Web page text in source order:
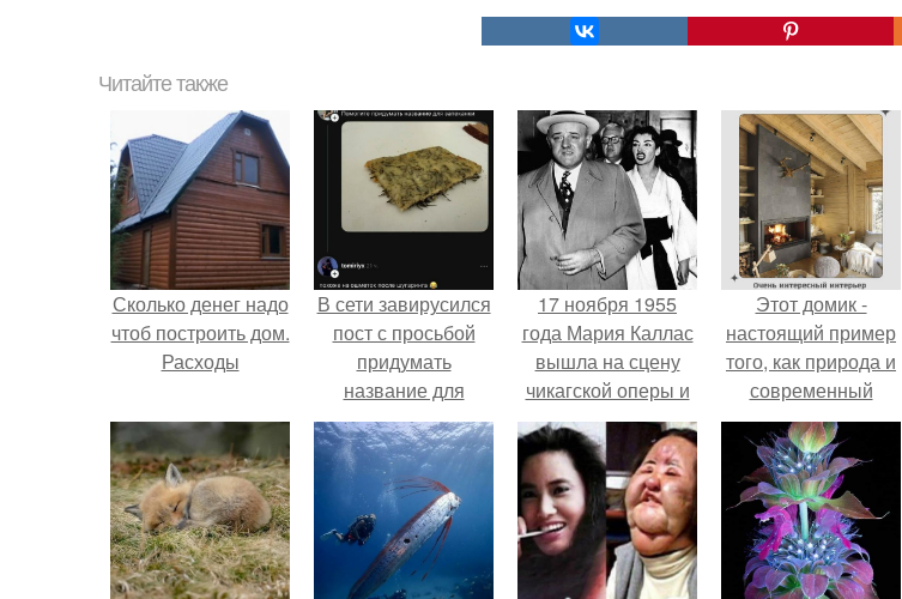
Читайте также
Сколько денег надо
чтоб построить дом.
Расходы
В сети завирусился
пост с просьбой
придумать
название для
домашней
запеканки.
17 ноября 1955
года Мария Каллас
вышла на сцену
чикагской оперы и
сорвала овации.
Этот домик -
настоящий пример
того, как природа и
современный
дизайн могут жить в
полной гармонии.